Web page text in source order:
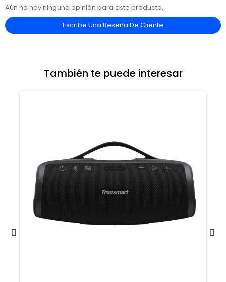
Aún no hay ninguna opinión para este producto.
Escribe Una Reseña De Cliente
También te puede interesar